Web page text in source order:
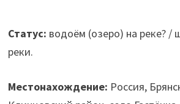
Статус: водоём (озеро) на реке? /
реки.
Местонахождение: Россия,